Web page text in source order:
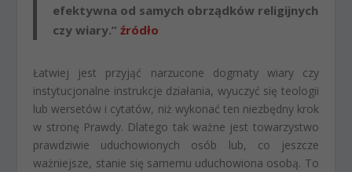
efektywna od samych obrządków religijnych
czy wiary.”źródło
Łatwiej jest przyjąć narzucone dogmaty wiary czy
instytucjonalne instrukcje działania, wyuczyć się teologii
lub wersetów i cytatów, niż wykonać ten niezbędny krok
w stronę Prawdy. Dlatego tak ważne jest towarzystwo
prawdziwie uduchowionych osób lub, co jeszcze
ważniejsze, stanie się samemu uduchowiona osobą. To